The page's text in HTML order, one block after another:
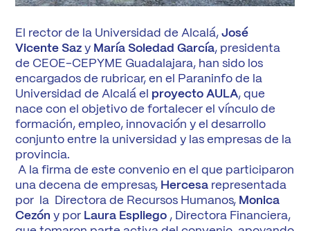
El rector de la Universidad de Alcalá, José
Vicente Saz y María Soledad García, presidenta
de CEOE-CEPYME Guadalajara, han sido los
encargados de rubricar, en el Paraninfo de la
Universidad de Alcalá el proyecto AULA, que
nace con el objetivo de fortalecer el vínculo de
formación, empleo, innovación y el desarrollo
conjunto entre la universidad y las empresas de la
provincia.
A la firma de este convenio en el que participaron
una decena de empresas, Hercesa representada
por la Directora de Recursos Humanos, Monica
Cezón y por Laura Espliego , Directora Financiera,